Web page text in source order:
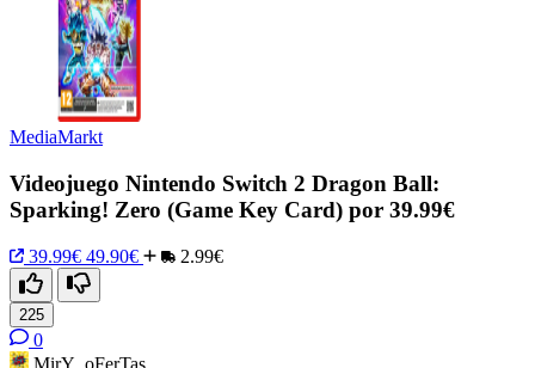
MediaMarkt
Videojuego Nintendo Switch 2 Dragon Ball:
Sparking! Zero (Game Key Card) por 39.99€
39.99€ 49.90€ 2.99€
225
0
MirY_oFerTas